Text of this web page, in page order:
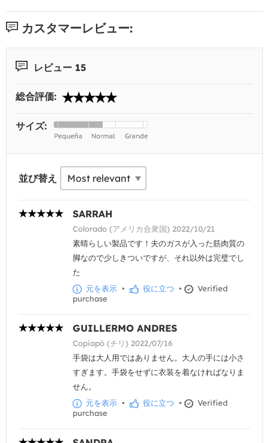
カスタマーレビュー:
レビュー 15
総合評価:
サイズ:
並び替え
SARRAH
Colorado (アメリカ合衆国) 2022/10/21
素晴らしい製品です！夫のガスが入った筋肉質の
脚なので少しきついですが、それ以外は完璧でし
た
元を表示 • 役に立つ •
Verified
purchase
GUILLERMO ANDRES
Copiapó (チリ) 2022/07/16
手袋は大人用ではありません。大人の手には小さ
すぎます。手袋をせずに衣装を着なければなりま
せん。
元を表示 • 役に立つ •
Verified
purchase